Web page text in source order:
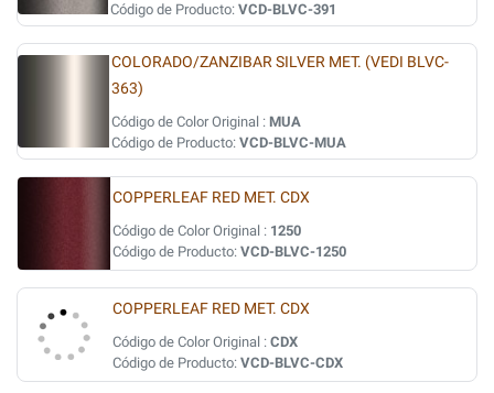
Código de Producto: VCD-BLVC-391
COLORADO/ZANZIBAR SILVER MET. (VEDI BLVC-
363)
Código de Color Original : MUA
Código de Producto: VCD-BLVC-MUA
COPPERLEAF RED MET. CDX
Código de Color Original : 1250
Código de Producto: VCD-BLVC-1250
COPPERLEAF RED MET. CDX
Código de Color Original : CDX
Código de Producto: VCD-BLVC-CDX